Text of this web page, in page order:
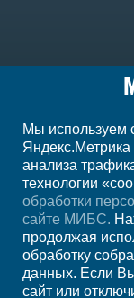
Мы используем
анализа
технологии
обработки
сайте МИБС.
продолжая
обработку
данных. Если
сайт или